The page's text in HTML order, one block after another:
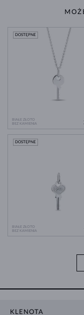
BIAŁE ZŁOTO
BEZ KAMIENIA
DOSTĘPNE
BIAŁE ZŁOTO
BEZ KAMIENIA
DOSTĘPNE
KLENOTA